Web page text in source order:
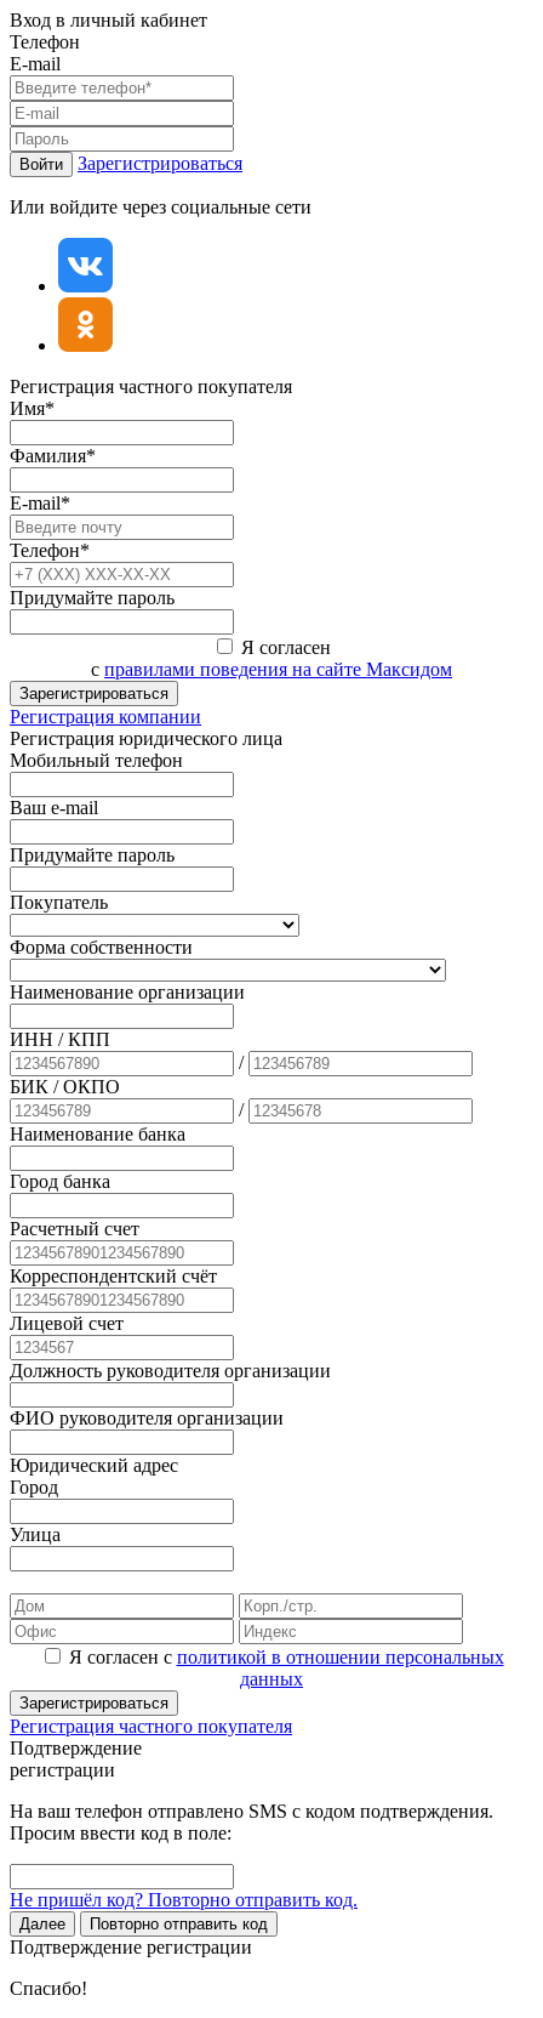
Вход в личный кабинет
Телефон
E-mail
Войти Зарегистрироваться
Или войдите через социальные сети
Регистрация частного покупателя
Имя*
Фамилия*
E-mail*
Телефон*
Придумайте пароль
Я согласен
с правилами поведения на сайте Максидом
Зарегистрироваться
Регистрация компании
Регистрация юридического лица
Мобильный телефон
Ваш e-mail
Придумайте пароль
Покупатель
Форма собственности
Наименование организации
ИНН / КПП
/
БИК / ОКПО
/
Наименование банка
Город банка
Расчетный счет
Корреспондентский счёт
Лицевой счет
Должность руководителя организации
ФИО руководителя организации
Юридический адрес
Город
Улица
Я согласен с политикой в отношении персональных
данных
Зарегистрироваться
Регистрация частного покупателя
Подтверждение
регистрации
На ваш телефон отправлено SMS с кодом подтверждения.
Просим ввести код в поле:
Не пришёл код? Повторно отправить код.
Далее Повторно отправить код
Подтверждение регистрации
Спасибо!